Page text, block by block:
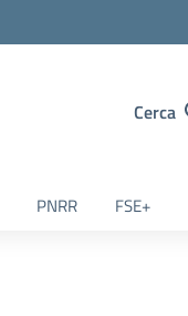
Cerca
PNRR FSE+